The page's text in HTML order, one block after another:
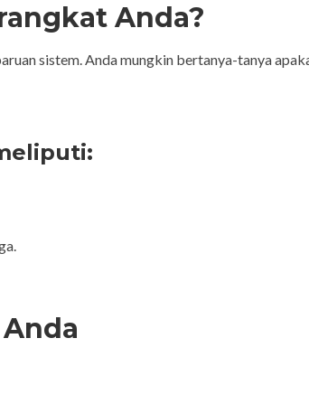
Anda?
sistem. Anda mungkin bertanya-tanya